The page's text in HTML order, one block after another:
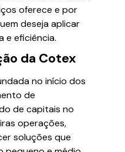
oferece e por
deseja aplicar
e eficiência.
da Cotex
no início dos
de
de capitais no
operações,
soluções que